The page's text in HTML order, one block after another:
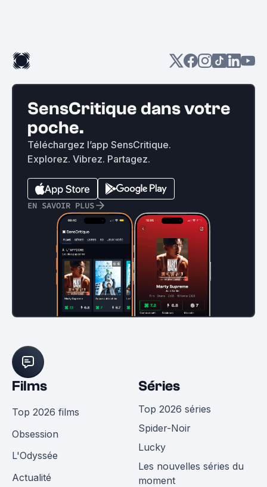
SensCritique dans votre
poche.
Téléchargez l’app SensCritique.
Explorez. Vibrez. Partagez.
EN SAVOIR PLUS
Films
Top 2026 films
Obsession
L'Odyssée
Actualité
Séries
Top 2026 séries
Spider-Noir
Lucky
Les nouvelles séries du
moment